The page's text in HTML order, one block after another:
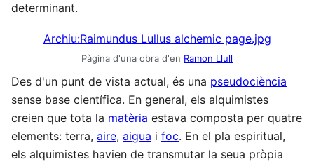
determinant.
Archiu:Raimundus Lullus alchemic page.jpg
Pàgina d'una obra d'en Ramon Llull
Des d'un punt de vista actual, és una pseudociència
sense base científica. En general, els alquimistes
creien que tota la matèria estava composta per quatre
elements: terra, aire, aigua i foc. En el pla espiritual,
els alquimistes havien de transmutar la seua pròpia